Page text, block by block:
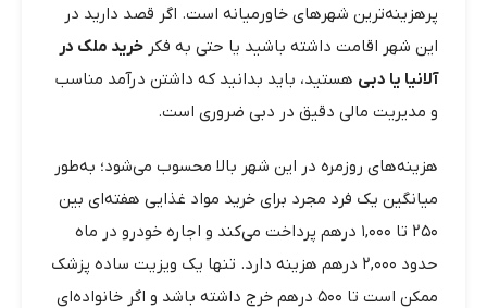
پرهزینه‌ترین شهرهای خاورمیانه است. اگر قصد دارید در
این شهر اقامت داشته باشید یا حتی به فکر خرید ملک در
آلانیا یا دبی هستید، باید بدانید که داشتن درآمد مناسب
و مدیریت مالی دقیق در دبی ضروری است.
هزینه‌های روزمره در این شهر بالا محسوب می‌شود؛ به‌طور
میانگین یک فرد مجرد برای خرید مواد غذایی هفته‌ای بین
۲۵۰ تا ۱,۰۰۰ درهم پرداخت می‌کند و اجاره خودرو در ماه
حدود ۲,۰۰۰ درهم هزینه دارد. تنها یک ویزیت ساده پزشک
ممکن است تا ۵۰۰ درهم خرج داشته باشد و اگر خانواده‌ای